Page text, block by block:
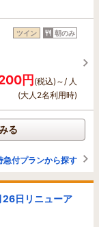
ツイン 朝のみ
円(税込)～/ 人
(大人2名利用時)
る
付プランから探す
日リニューア